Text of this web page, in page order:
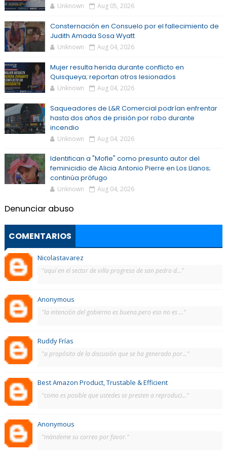
Unknown Aug 05, 2026
Consternación en Consuelo por el fallecimiento de
Judith Amada Sosa Wyatt
Unknown Aug 04, 2026
Mujer resulta herida durante conflicto en
Quisqueya; reportan otros lesionados
Unknown Aug 04, 2026
Saqueadores de L&R Comercial podrían enfrentar
hasta dos años de prisión por robo durante
incendio
Unknown Aug 04, 2026
Identifican a "Mofle" como presunto autor del
feminicidio de Alicia Antonio Pierre en Los Llanos;
continúa prófugo
Unknown Aug 04, 2026
Denunciar abuso
COMENTARIOS
Nicolastavarez
"aquí en el sector de villa progreso de san pedro d..."
Anonymous
"la intención del gobierno es buena.pero eso no es ..."
Ruddy Frías
"a propósito de la discusión que se ha generado por..."
Best Amazon Product, Trustable & Efficient
"como es posible que ustedes se presten a reproduci..."
Anonymous
"màndeme su correo por favor."